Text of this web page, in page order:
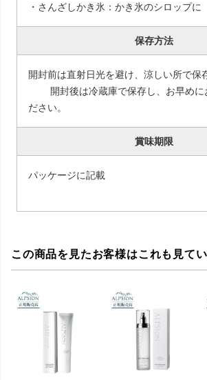
・さんざしかき氷：かき氷のシロップに
保存方法
開封前は直射日光を避け、涼しい所で保
開封後は冷蔵庫で保存し、お早めに
ださい。
賞味期限
パッケージに記載
この商品を見たお客様はこれも見て